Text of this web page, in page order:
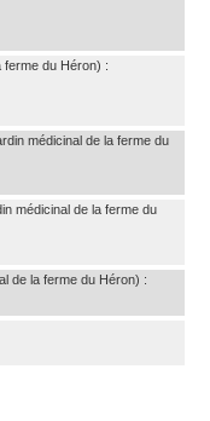
ferme du Héron) :
médicinal de la ferme du
médicinal de la ferme du
de la ferme du Héron) :